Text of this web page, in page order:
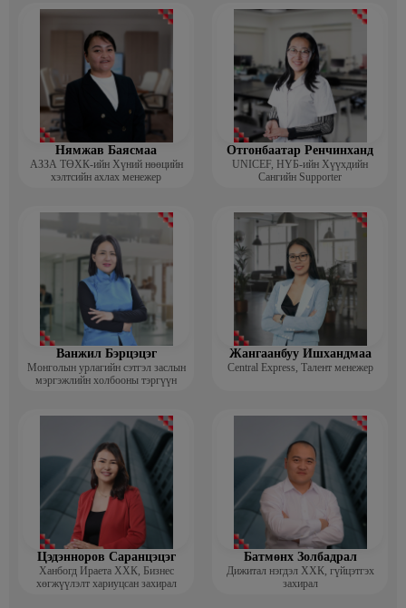
Нямжав Баясмаа
АЗЗА ТӨХК-ийн Хүний нөөцийн
хэлтсийн ахлах менежер
Отгонбаатар Ренчинханд
UNIСЕF, НҮБ-ийн Хүүхдийн
Сангийн Supporter
Ванжил Бэрцэцэг
Монголын урлагийн сэтгэл заслын
мэргэжлийн холбооны тэргүүн
Жангаанбуу Ишхандмаа
Central Express, Талент менежер
Цэдэнноров Саранцэцэг
Ханбогд Ираета ХХК, Бизнес
хөгжүүлэлт хариуцсан захирал
Батмөнх Золбадрал
Дижитал нэгдэл ХХК, гүйцэтгэх
захирал